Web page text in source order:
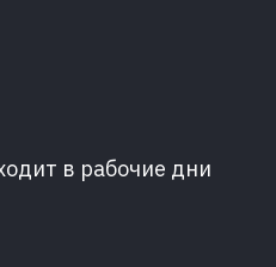
в рабочие дни